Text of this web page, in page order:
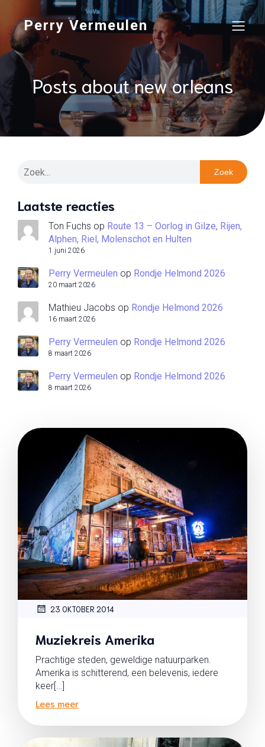
Perry Vermeulen
Posts about new orleans
Zoek
Laatste reacties
Ton Fuchs op Route 13 – Oorlog in Gilze, Rijen,
Alphen, Riel, Molenschot en Hulten
1 juni 2026
Perry Vermeulen op Rondje Helmond 2026
20 maart 2026
Mathieu Jacobs op Rondje Helmond 2026
16 maart 2026
Perry Vermeulen op Rondje Helmond 2026
8 maart 2026
Perry Vermeulen op Rondje Helmond 2026
8 maart 2026
23 OKTOBER 2014
Muziekreis Amerika
Prachtige steden, geweldige natuurparken.
Amerika is schitterend, een belevenis, iedere
keer[…]
Lees meer